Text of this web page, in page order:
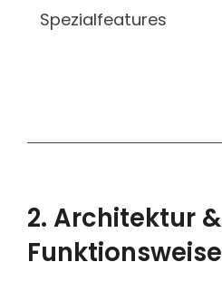
Spezialfeatures
2. Architektur &
Funktionsweise